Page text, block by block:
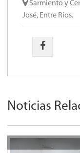
Sarmiento y
José, Entre Ríos.
Noticias